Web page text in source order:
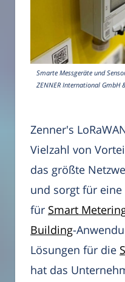
Smarte Messgeräte und
ZENNER International GmbH
Zenner's
Vielzahl von
das größte
und sorgt für
für Smart
Building-
Lösungen für die
hat das